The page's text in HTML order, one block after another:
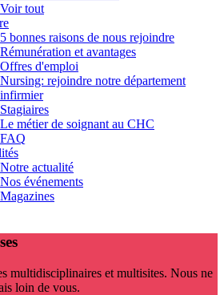
Voir tout
5 bonnes raisons de nous rejoindre
Rémunération et avantages
Offres d'emploi
Nursing: rejoindre notre département
infirmier
Stagiaires
Le métier de soignant au CHC
FAQ
Notre actualité
Nos événements
Magazines
multidisciplinaires et multisites. Nous ne
loin de vous.